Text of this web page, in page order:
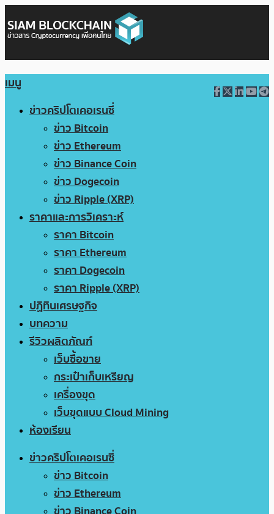
เมนู
ข่าวคริปโตเคอเรนซี่
ข่าว Bitcoin
ข่าว Ethereum
ข่าว Binance Coin
ข่าว Dogecoin
ข่าว Ripple (XRP)
ราคาและการวิเคราะห์
ราคา Bitcoin
ราคา Ethereum
ราคา Dogecoin
ราคา Ripple (XRP)
ปฏิทินเศรษฐกิจ
บทความ
รีวิวผลิตภัณฑ์
เว็บซื้อขาย
กระเป๋าเก็บเหรียญ
เครื่องขุด
เว็บขุดแบบ Cloud Mining
ห้องเรียน
ข่าวคริปโตเคอเรนซี่
ข่าว Bitcoin
ข่าว Ethereum